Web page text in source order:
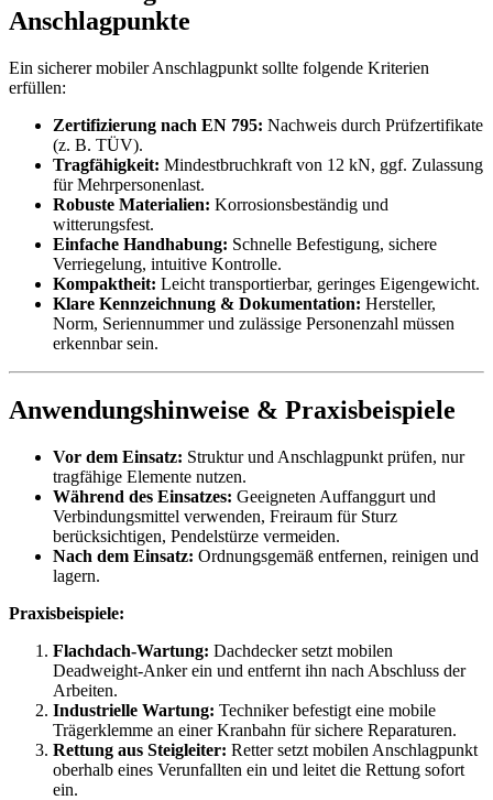
Anschlagpunkte
Ein sicherer mobiler Anschlagpunkt sollte folgende Kriterien
erfüllen:
Zertifizierung nach EN 795: Nachweis durch Prüfzertifikate
(z. B. TÜV).
Tragfähigkeit: Mindestbruchkraft von 12 kN, ggf. Zulassung
für Mehrpersonenlast.
Robuste Materialien: Korrosionsbeständig und
witterungsfest.
Einfache Handhabung: Schnelle Befestigung, sichere
Verriegelung, intuitive Kontrolle.
Kompaktheit: Leicht transportierbar, geringes Eigengewicht.
Klare Kennzeichnung & Dokumentation: Hersteller,
Norm, Seriennummer und zulässige Personenzahl müssen
erkennbar sein.
Anwendungshinweise & Praxisbeispiele
Vor dem Einsatz: Struktur und Anschlagpunkt prüfen, nur
tragfähige Elemente nutzen.
Während des Einsatzes: Geeigneten Auffanggurt und
Verbindungsmittel verwenden, Freiraum für Sturz
berücksichtigen, Pendelstürze vermeiden.
Nach dem Einsatz: Ordnungsgemäß entfernen, reinigen und
lagern.
Praxisbeispiele:
Flachdach-Wartung: Dachdecker setzt mobilen
Deadweight-Anker ein und entfernt ihn nach Abschluss der
Arbeiten.
Industrielle Wartung: Techniker befestigt eine mobile
Trägerklemme an einer Kranbahn für sichere Reparaturen.
Rettung aus Steigleiter: Retter setzt mobilen Anschlagpunkt
oberhalb eines Verunfallten ein und leitet die Rettung sofort
ein.